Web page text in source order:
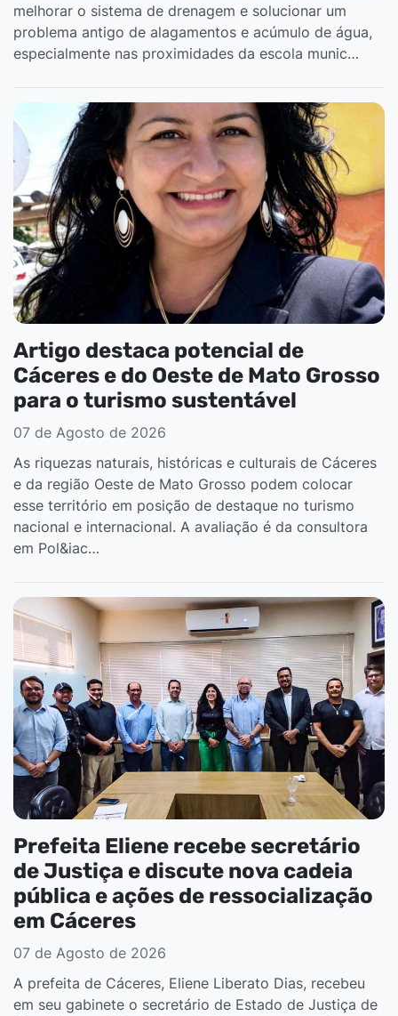
melhorar o sistema de drenagem e solucionar um
problema antigo de alagamentos e acúmulo de água,
especialmente nas proximidades da escola munic…
Artigo destaca potencial de
Cáceres e do Oeste de Mato Grosso
para o turismo sustentável
07 de Agosto de 2026
As riquezas naturais, históricas e culturais de Cáceres
e da região Oeste de Mato Grosso podem colocar
esse território em posição de destaque no turismo
nacional e internacional. A avaliação é da consultora
em Pol&iac…
Prefeita Eliene recebe secretário
de Justiça e discute nova cadeia
pública e ações de ressocialização
em Cáceres
07 de Agosto de 2026
A prefeita de Cáceres, Eliene Liberato Dias, recebeu
em seu gabinete o secretário de Estado de Justiça de